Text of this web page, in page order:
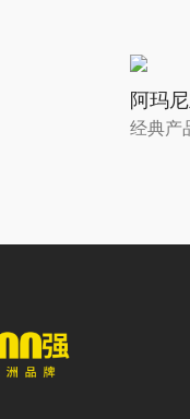
阿玛
经典产